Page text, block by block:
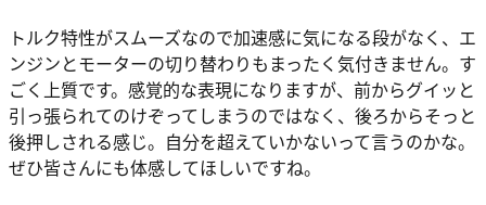
トルク特性がスムーズなので加速感に気になる段がなく、エ
ンジンとモーターの切り替わりもまったく気付きません。す
ごく上質です。感覚的な表現になりますが、前からグイッと
引っ張られてのけぞってしまうのではなく、後ろからそっと
後押しされる感じ。自分を超えていかないって言うのかな。
ぜひ皆さんにも体感してほしいですね。